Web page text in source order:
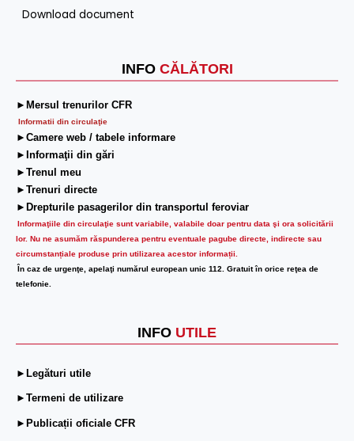
INFO CĂLĂTORI
►Mersul trenurilor CFR
Informatii din circulaţie
►Camere web / tabele informare
►Informaţii din gări
►Trenul meu
►Trenuri directe
►Drepturile pasagerilor din transportul feroviar
Informaţiile din circulaţie sunt variabile, valabile doar pentru data şi ora solicitării
lor. Nu ne asumăm răspunderea pentru eventuale pagube directe, indirecte sau
circumstanțiale produse prin utilizarea acestor informații.
În caz de urgenţe, apelaţi numărul european unic 112. Gratuit în orice reţea de
telefonie.
INFO UTILE
►Legături utile
►Termeni de utilizare
►Publicații oficiale CFR
Download document